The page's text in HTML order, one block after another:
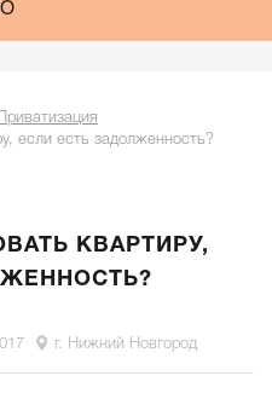
Приватизация
если есть задолженность?
КВАРТИРУ,
г. Нижний Новгород